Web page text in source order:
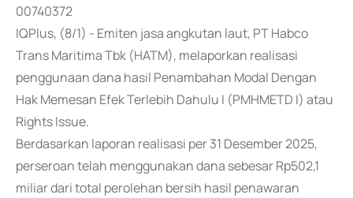
00740372
IQPlus, (8/1) - Emiten jasa angkutan laut, PT Habco
Trans Maritima Tbk (HATM), melaporkan realisasi
penggunaan dana hasil Penambahan Modal Dengan
Hak Memesan Efek Terlebih Dahulu I (PMHMETD I) atau
Rights Issue.
Berdasarkan laporan realisasi per 31 Desember 2025,
perseroan telah menggunakan dana sebesar Rp502,1
miliar dari total perolehan bersih hasil penawaran